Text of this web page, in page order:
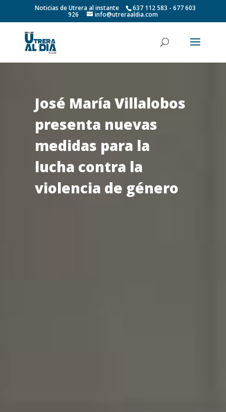
Noticias de Utrera al instante 637 112 583 - 677 603
926 info@utreraaldia.com
José María Villalobos
presenta nuevas
medidas para la
lucha contra la
violencia de género